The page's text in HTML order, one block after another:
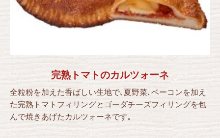
完熟トマトのカルツォーネ
全粒粉を加えた香ばしい生地で､夏野菜､ベーコンを加え
た完熟トマトフィリングとゴーダチーズフィリングを包
んで焼きあげたカルツォーネです｡